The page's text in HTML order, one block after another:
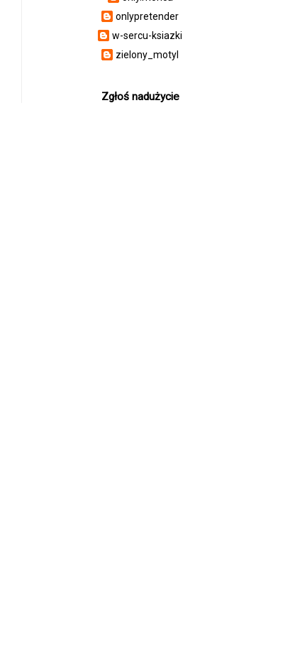
onlypretender
w-sercu-ksiazki
zielony_motyl
Zgłoś nadużycie